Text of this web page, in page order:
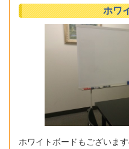
ホワ
ホワイトボードもございま